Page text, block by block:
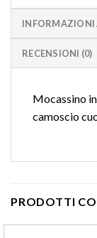
INFORMAZIONI
RECENSIONI (0)
Mocassino
camoscio
PRODOTTI